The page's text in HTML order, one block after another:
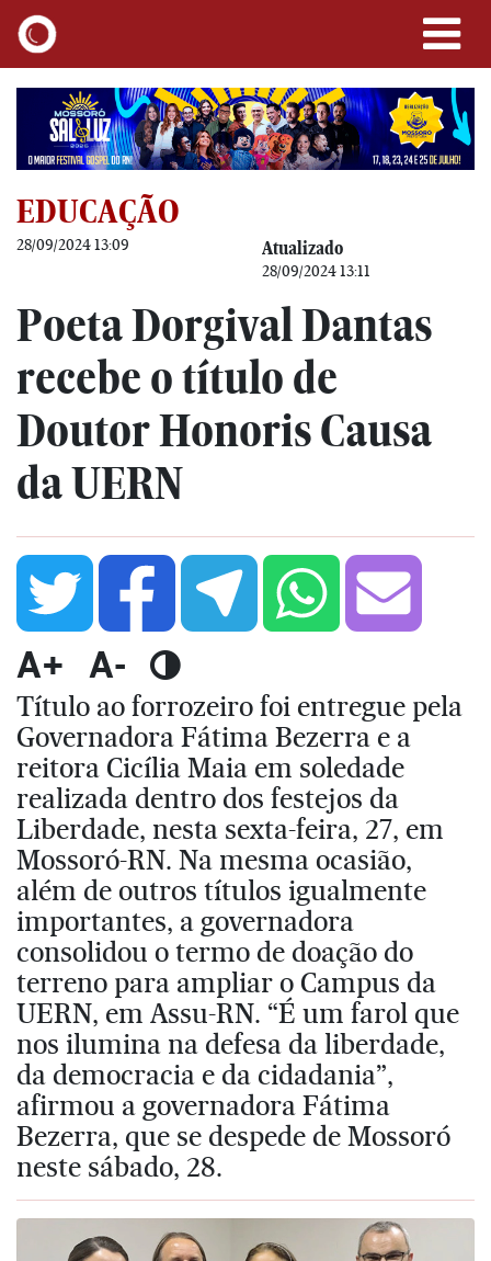
EDUCAÇÃO
28/09/2024 13:09 Atualizado
28/09/2024 13:11
Poeta Dorgival Dantas
recebe o título de
Doutor Honoris Causa
da UERN
A+ A-
Título ao forrozeiro foi entregue pela
Governadora Fátima Bezerra e a
reitora Cicília Maia em soledade
realizada dentro dos festejos da
Liberdade, nesta sexta-feira, 27, em
Mossoró-RN. Na mesma ocasião,
além de outros títulos igualmente
importantes, a governadora
consolidou o termo de doação do
terreno para ampliar o Campus da
UERN, em Assu-RN. “É um farol que
nos ilumina na defesa da liberdade,
da democracia e da cidadania”,
afirmou a governadora Fátima
Bezerra, que se despede de Mossoró
neste sábado, 28.